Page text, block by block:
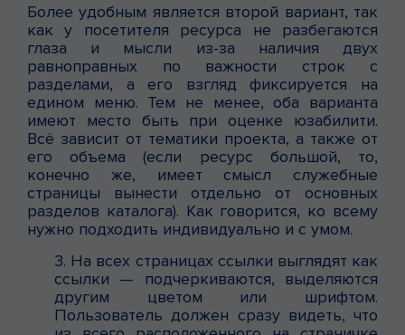
Более удобным является второй вариант, так
как у посетителя ресурса не разбегаются
глаза и мысли из-за наличия двух
равноправных по важности строк с
разделами, а его взгляд фиксируется на
едином меню. Тем не менее, оба варианта
имеют место быть при оценке юзабилити.
Всё зависит от тематики проекта, а также от
его объема (если ресурс большой, то,
конечно же, имеет смысл служебные
страницы вынести отдельно от основных
разделов каталога). Как говорится, ко всему
нужно подходить индивидуально и с умом.
3. На всех страницах ссылки выглядят как
ссылки — подчеркиваются, выделяются
другим цветом или шрифтом.
Пользователь должен сразу видеть, что